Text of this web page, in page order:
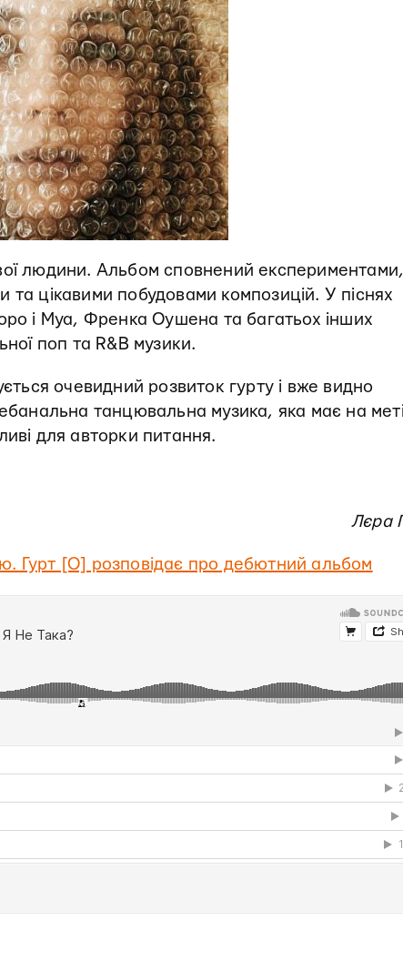
людини. Альбом сповнений експериментами,
цікавими побудовами композицій. У піснях
і Муа, Френка Оушена та багатьох інших
поп та R&B музики.
очевидний розвиток гурту і вже видно
танцювальна музика, яка має на
для авторки питання.
Лєра
Гурт [О] розповідає про дебютний альбом